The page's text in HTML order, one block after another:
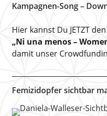
Kampagnen-Song –
Hier kannst Du JETZT
„Ni una menos –
damit unser
Femizidopfer sichtbar